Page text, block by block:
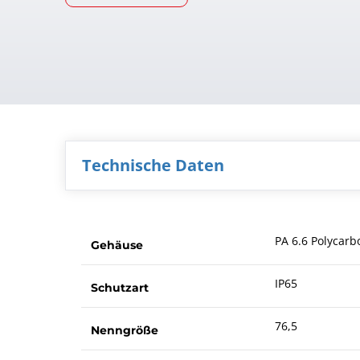
Technische Daten
Gehäuse PA 6.6
Schutzart IP65
Nenngröße 76,5